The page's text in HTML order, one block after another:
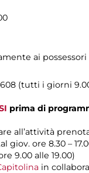
ai possessori
(tutti i giorni
prima di
all’attività
giov. ore 8.30 –
9.00 alle 19.00)
in